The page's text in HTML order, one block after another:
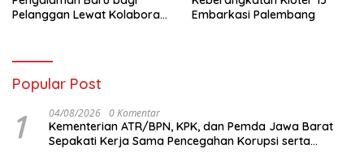
Pelanggan Lewat Kolaborasi
Embarkasi Palembang
Popular Post
1 04/08/2026 0 Komentar
Kementerian ATR/BPN, KPK, dan Pemda Jawa Barat
Sepakati Kerja Sama Pencegahan Korupsi serta